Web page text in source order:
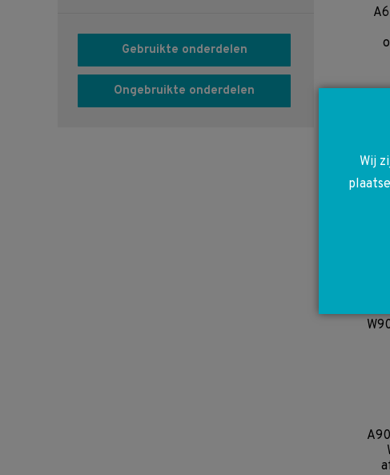
Gebruikte onderdelen
Ongebruikte onderdelen
Wij